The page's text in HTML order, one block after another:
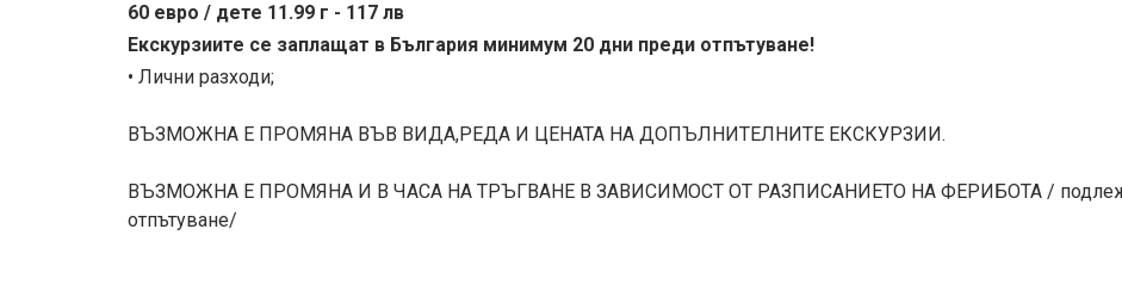
60 евро / дете 11.99 г - 117 лв
Екскурзиите се заплащат в България минимум 20 дни преди отпътуване!
• Лични разходи;
ВЪЗМОЖНА Е ПРОМЯНА ВЪВ ВИДА,РЕДА И ЦЕНАТА НА ДОПЪЛНИТЕЛНИТЕ ЕКСКУРЗИИ.
ВЪЗМОЖНА Е ПРОМЯНА И В ЧАСА НА ТРЪГВАНЕ В ЗАВИСИМОСТ ОТ РАЗПИСАНИЕТО НА ФЕРИБОТА / подлежи
отпътуване/